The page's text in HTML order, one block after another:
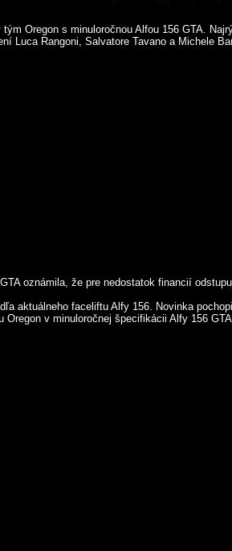
Oregon s minuloročnou Alfou 156 GTA.
Luca Rangoni, Salvatore Tavano a Michele
oznámila, že pre nedostatok financií
aktuálneho faceliftu Alfy 156. Novinka
v minuloročnej špecifikácii Alfy 156